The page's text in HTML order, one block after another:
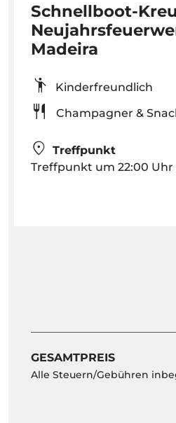
Schnellboot-
Madeira
Kinderfreundlich
Champagner &
Treffpunkt
Treffpunkt um 22:00 Uhr an der Marina Funchal, am
GESAMTPREIS
Alle Steuern/Gebühren